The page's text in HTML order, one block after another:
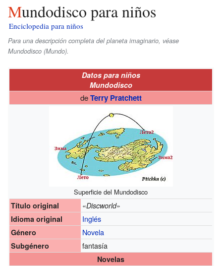
Mundodisco para niños
Enciclopedia para niños
Para una descripción completa del planeta imaginario, véase
Mundodisco (Mundo).
Datos para niños
Mundodisco
deTerry Pratchett
Superficie del Mundodisco
Título original «Discworld»
Idioma original Inglés
Género Novela
Subgénero fantasía
Novelas